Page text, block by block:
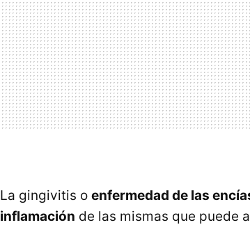
La gingivitis o enfermedad de las
inflamación de las mismas que puede